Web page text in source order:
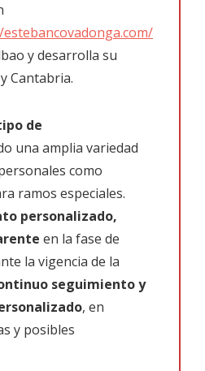
y desarrolla su
Cantabria.
de
una amplia variedad
como
ramos especiales.
personalizado,
en la fase de
la vigencia de la
seguimiento y
, en
y posibles